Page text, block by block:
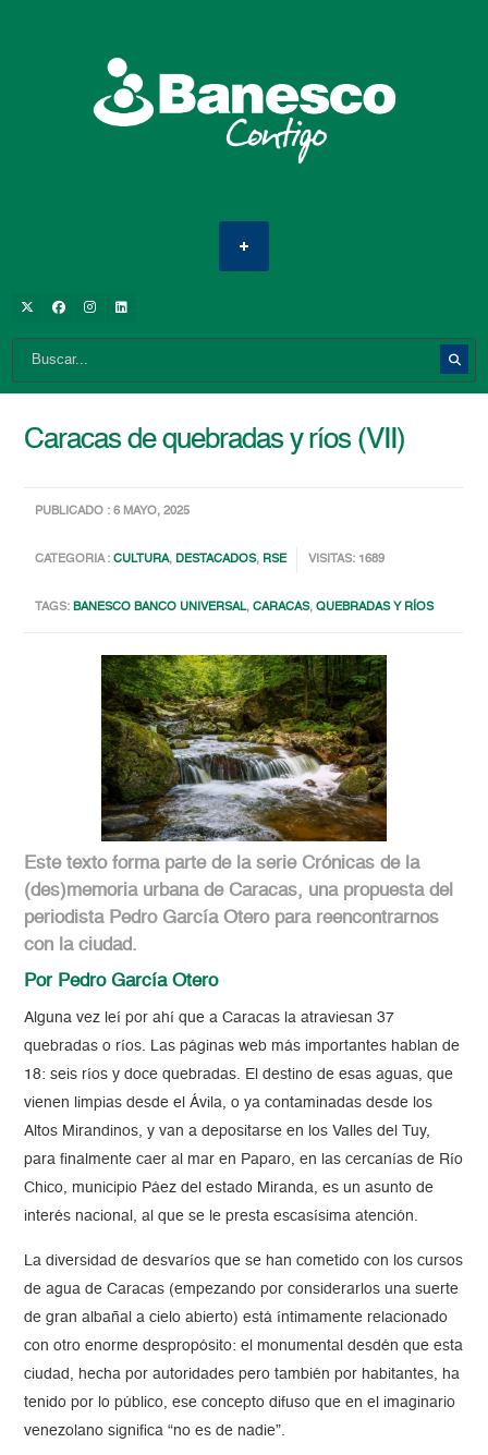
Caracas de quebradas y ríos (VII)
PUBLICADO : 6 MAYO, 2025
CATEGORIA :CULTURA,DESTACADOS, RSE VISITAS: 1689
TAGS:BANESCO BANCO UNIVERSAL,CARACAS,QUEBRADAS Y RÍOS
Este texto forma parte de la serie Crónicas de la
(des)memoria urbana de Caracas, una propuesta del
periodista Pedro García Otero para reencontrarnos
con la ciudad.
Por Pedro García Otero
Alguna vez leí por ahí que a Caracas la atraviesan 37
quebradas o ríos. Las páginas web más importantes hablan de
18: seis ríos y doce quebradas. El destino de esas aguas, que
vienen limpias desde el Ávila, o ya contaminadas desde los
Altos Mirandinos, y van a depositarse en los Valles del Tuy,
para finalmente caer al mar en Paparo, en las cercanías de Río
Chico, municipio Páez del estado Miranda, es un asunto de
interés nacional, al que se le presta escasísima atención.
La diversidad de desvaríos que se han cometido con los cursos
de agua de Caracas (empezando por considerarlos una suerte
de gran albañal a cielo abierto) está íntimamente relacionado
con otro enorme despropósito: el monumental desdén que esta
ciudad, hecha por autoridades pero también por habitantes, ha
tenido por lo público, ese concepto difuso que en el imaginario
venezolano significa “no es de nadie”.